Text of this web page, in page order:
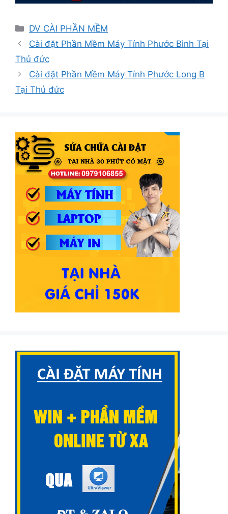
Danh
mục
DV CÀI PHẦN MỀM
Cài đặt Phần Mềm Máy Tính Phước Bình Tại
Thủ đức
Cài đặt Phần Mềm Máy Tính Phước Long B
Tại Thủ đức